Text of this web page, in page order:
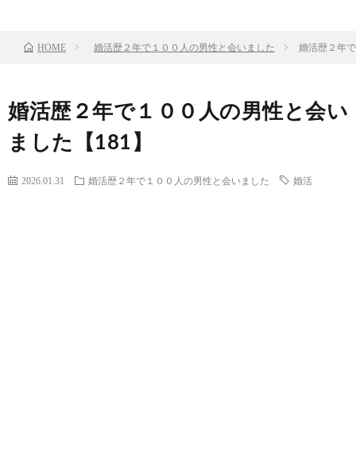
HOME 婚活歴２年で１００人の男性と会いました 婚活歴２年
婚活歴２年で１００人の男性と会い
ました【181】
2026.01.31 婚活歴２年で１００人の男性と会いました 婚活